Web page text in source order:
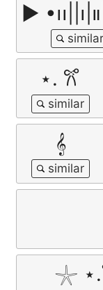
▶︎ •၊၊||၊|
⋆. 𐙚 ̊
𝄞
𓇼